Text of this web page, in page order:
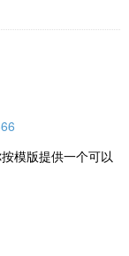
模版提供一个可以